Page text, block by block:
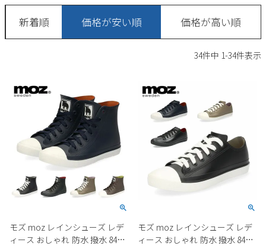
すべての商品
パンプス
スニーカー
ローファー
カジュアルシューズ
ブーツ
レインシューズ
スニーカー
ビジネス・ドレスシューズ
ローファー
すべての商品
サンダル
レインシューズ
スニーカー
スクール
フォーマル
すべての商品
レディース新入荷
メンズ新入荷
すべての商品
レディースSALE
メンズSALE
バッグ
リュック
雑貨
詳細検索
新着順 価格が安い順 価格が高い順
34件中 1-34件表示
モズ moz レインシューズ レデ
ィース おしゃれ 防水 撥水 8417
モズ moz レインシューズ レデ
ィース おしゃれ 防水 撥水 8416